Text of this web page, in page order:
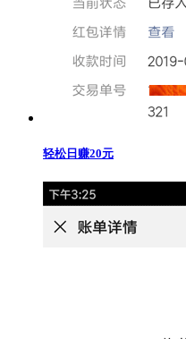
轻松日赚20元